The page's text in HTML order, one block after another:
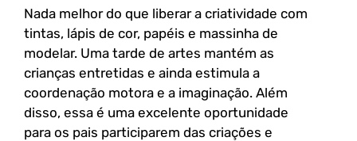
Nada melhor do que liberar a criatividade com
tintas, lápis de cor, papéis e massinha de
modelar. Uma tarde de artes mantém as
crianças entretidas e ainda estimula a
coordenação motora e a imaginação. Além
disso, essa é uma excelente oportunidade
para os pais participarem das criações e